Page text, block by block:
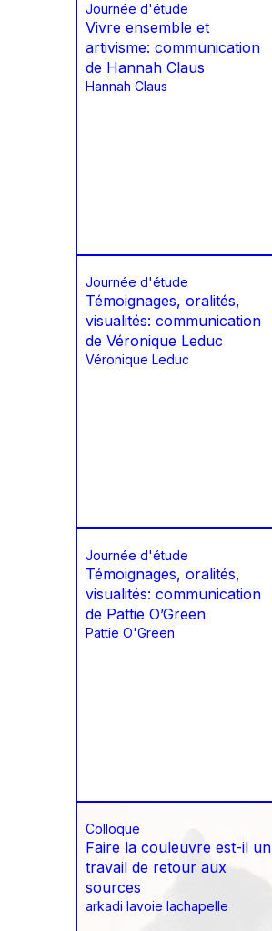
Journée d'étude
Vivre ensemble et
artivisme: communication
de Hannah Claus
Hannah Claus
Journée d'étude
Témoignages, oralités,
visualités: communication
de Véronique Leduc
Véronique Leduc
Journée d'étude
Témoignages, oralités,
visualités: communication
de Pattie O’Green
Pattie O'Green
Colloque
Faire la couleuvre est-il un
travail de retour aux
sources
arkadi lavoie lachapelle